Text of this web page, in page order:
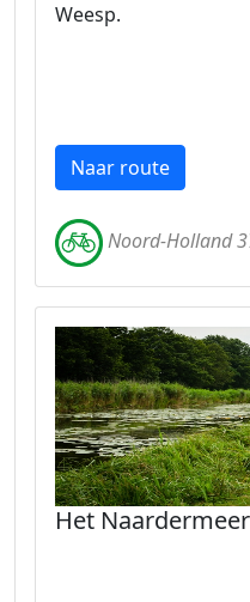
Weesp.
Naar route
Noord-Holland
Het Naardermeer